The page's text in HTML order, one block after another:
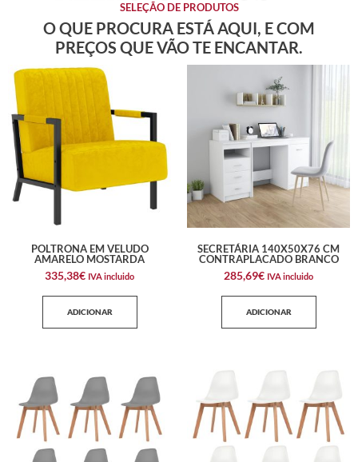
SELEÇÃO DE PRODUTOS
O QUE PROCURA ESTÁ AQUI, E COM
PREÇOS QUE VÃO TE ENCANTAR.
POLTRONA EM VELUDO
AMARELO MOSTARDA
335,38€ IVA incluido
ADICIONAR
SECRETÁRIA 140X50X76 CM
CONTRAPLACADO BRANCO
285,69€ IVA incluido
ADICIONAR